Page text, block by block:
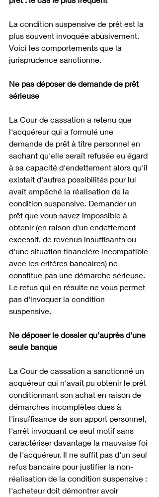
La condition suspensive de prêt est la
plus souvent invoquée abusivement.
Voici les comportements que la
jurisprudence sanctionne.
Ne pas déposer de demande de prêt
sérieuse
La Cour de cassation a retenu que
l'acquéreur qui a formulé une
demande de prêt à titre personnel en
sachant qu'elle serait refusée eu égard
à sa capacité d'endettement alors qu'il
existait d'autres possibilités pour lui
avait empêché la réalisation de la
condition suspensive. Demander un
prêt que vous savez impossible à
obtenir (en raison d'un endettement
excessif, de revenus insuffisants ou
d'une situation financière incompatible
avec les critères bancaires) ne
constitue pas une démarche sérieuse.
Le refus qui en résulte ne vous permet
pas d'invoquer la condition
suspensive.
Ne déposer le dossier qu'auprès d'une
seule banque
La Cour de cassation a sanctionné un
acquéreur qui n'avait pu obtenir le prêt
conditionnant son achat en raison de
démarches incomplètes dues à
l'insuffisance de son apport personnel,
l'arrêt invoquant ce seul motif sans
caractériser davantage la mauvaise foi
de l'acquéreur. Il ne suffit pas d'un seul
refus bancaire pour justifier la non-
réalisation de la condition suspensive :
l'acheteur doit démontrer avoir